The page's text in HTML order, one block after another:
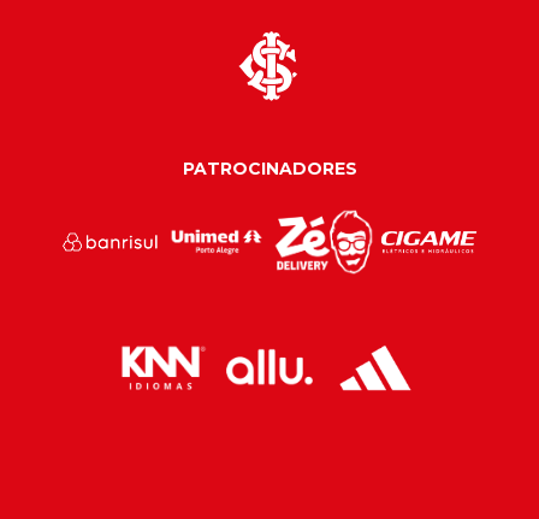
PATROCINADORES